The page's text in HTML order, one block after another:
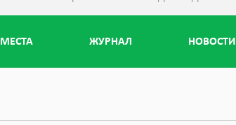
МЕСТА ЖУРНАЛ НОВОСТИ